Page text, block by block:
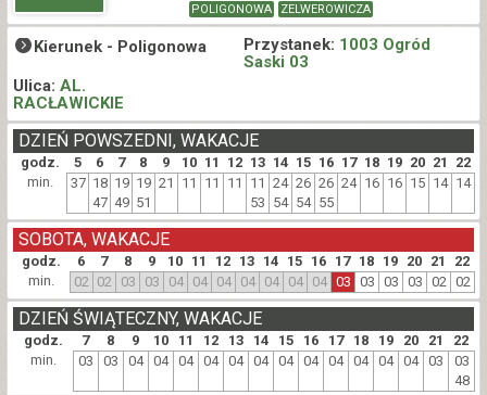
POLIGONOWA
ZELWEROWICZA
Kierunek - Poligonowa Przystanek: 1003 Ogród
Saski 03
Ulica: AL.
RACŁAWICKIE
godz. 5 6 7 8 9 10 11 12 13 14 15 16 17 18 19 20 21 22
DZIEŃ POWSZEDNI, WAKACJE
min. 37 18
47
19
49
19
51
21 11 11 11
11
53
24
54
26
54
26
55
24 16 16 15 14 14
godz. 6 7 8 9 10 11 12 13 14 15 16 17 18 19 20 21 22
SOBOTA, WAKACJE
min. 02 02 03 03 04 04 04 04 04 04 04 03 03 03 03 02 02
godz. 7 8 9 10 11 12 13 14 15 16 17 18 19 20 21 22
DZIEŃ ŚWIĄTECZNY, WAKACJE
min. 03 03 04 04 04 04 04 04 04 04 04 04 04 04 03
03
48